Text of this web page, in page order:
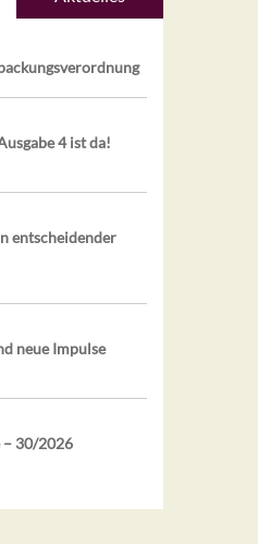
4 ist da!
entscheidender
neue Impulse
– 30/2026